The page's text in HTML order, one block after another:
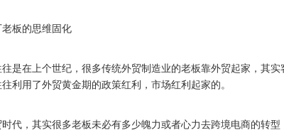
板的思维固化
在上个世纪，很多传统外贸制造业的老板靠外贸起家，其实
利用了外贸黄金期的政策红利，市场红利起家的。
，其实很多老板未必有多少魄力或者心力去跨境电商的转型